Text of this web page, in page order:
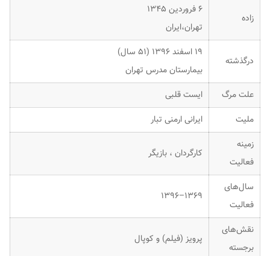
زاده
۶ فروردین ۱۳۴۵
تهران،ایران
درگذشته
۱۹ اسفند ۱۳۹۶ (۵۱ سال)
بیمارستان مدرس تهران
علت مرگ
ایست قلبی
ملیت
ایرانی ارمنی تبار
زمینه
فعالیت
کارگردان ، بازیگر
سال‌های
فعالیت
۱۳۶۹–۱۳۹۶
نقش‌های
برجسته
پرویز (فیلم) و کوپال